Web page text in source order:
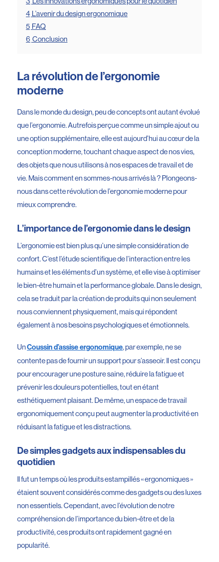
4 L’avenir du design ergonomique
5 FAQ
6 Conclusion
La révolution de l’ergonomie
moderne
Dans le monde du design, peu de concepts ont autant évolué
que l’ergonomie. Autrefois perçue comme un simple ajout ou
une option supplémentaire, elle est aujourd’hui au cœur de la
conception moderne, touchant chaque aspect de nos vies,
des objets que nous utilisons à nos espaces de travail et de
vie. Mais comment en sommes-nous arrivés là ? Plongeons-
nous dans cette révolution de l’ergonomie moderne pour
mieux comprendre.
L’importance de l’ergonomie dans le design
L’ergonomie est bien plus qu’une simple considération de
confort. C’est l’étude scientifique de l’interaction entre les
humains et les éléments d’un système, et elle vise à optimiser
le bien-être humain et la performance globale. Dans le design,
cela se traduit par la création de produits qui non seulement
nous conviennent physiquement, mais qui répondent
également à nos besoins psychologiques et émotionnels.
UnCoussin d’assise ergonomique, par exemple, ne se
contente pas de fournir un support pour s’asseoir. Il est conçu
pour encourager une posture saine, réduire la fatigue et
prévenir les douleurs potentielles, tout en étant
esthétiquement plaisant. De même, un espace de travail
ergonomiquement conçu peut augmenter la productivité en
réduisant la fatigue et les distractions.
De simples gadgets aux indispensables du
quotidien
Il fut un temps où les produits estampillés « ergonomiques »
étaient souvent considérés comme des gadgets ou des luxes
non essentiels. Cependant, avec l’évolution de notre
compréhension de l’importance du bien-être et de la
productivité, ces produits ont rapidement gagné en
popularité.